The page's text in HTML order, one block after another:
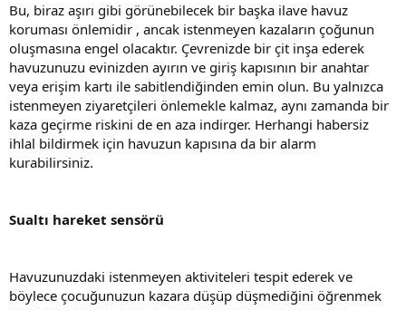
Bu, biraz aşırı gibi görünebilecek bir başka ilave havuz
koruması önlemidir , ancak istenmeyen kazaların çoğunun
oluşmasına engel olacaktır. Çevrenizde bir çit inşa ederek
havuzunuzu evinizden ayırın ve giriş kapısının bir anahtar
veya erişim kartı ile sabitlendiğinden emin olun. Bu yalnızca
istenmeyen ziyaretçileri önlemekle kalmaz, aynı zamanda bir
kaza geçirme riskini de en aza indirger. Herhangi habersiz
ihlal bildirmek için havuzun kapısına da bir alarm
kurabilirsiniz.
Sualtı hareket sensörü
Havuzunuzdaki istenmeyen aktiviteleri tespit ederek ve
böylece çocuğunuzun kazara düşüp düşmediğini öğrenmek